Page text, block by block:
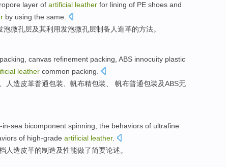
layer of artificial leather for lining of PE shoes and
by using the same.
泡微孔层及其利用发泡微孔层制备 人造革的方法。
packing canvas refinement packing, ABS innocuity plastic
leather common packing.
人造皮革普通包装、 帆布精包装、 帆布普通包装及ABS无
in-sea bicomponent spinning , the behaviors of ultrafine
of high-grade artificial leather.
人造皮革的制造及性能做了简要论述。